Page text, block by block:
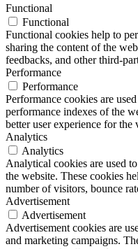
Functional
Functional
Functional cookies help to
sharing the content of the
feedbacks, and other third-
Performance
Performance
Performance cookies are
performance indexes of the
better user experience for the
Analytics
Analytics
Analytical cookies are used
the website. These cookies
number of visitors, bounce
Advertisement
Advertisement
Advertisement cookies are
and marketing campaigns.